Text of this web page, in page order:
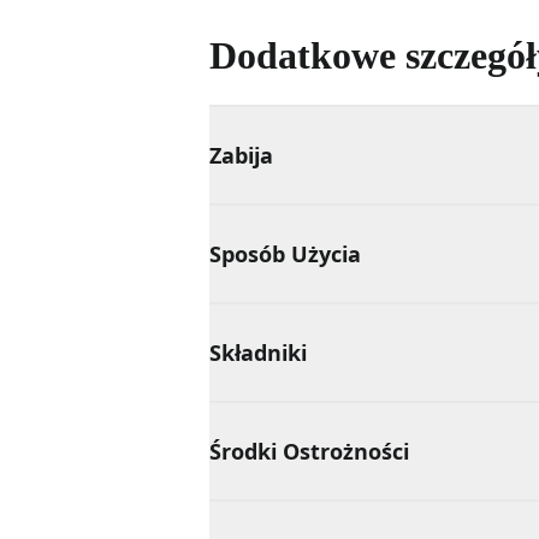
Dodatkowe
Zabija
Sposób Użycia
Składniki
Środki Ostrożności